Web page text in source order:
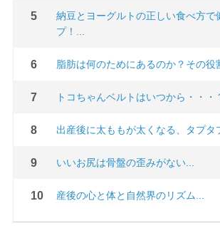
納豆とヨーグルトの正しい食べ方で
プ！...
脂肪は何のためにあるのか？その役
トコちゃんベルトはいつから・・・
出産後に太ももが太くなる、タプタ
いいお尻は骨盤の歪みがない...
産後の心と体と自然界のリズム...